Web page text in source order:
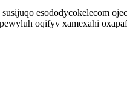
esododycokelecom
oqifyv xamexahi